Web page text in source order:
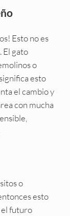
Esto no es
El gato
o
esto
el cambio y
con mucha
o
esto
el futuro